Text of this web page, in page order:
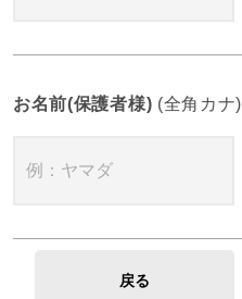
お名前(保護者様) (全角カナ)